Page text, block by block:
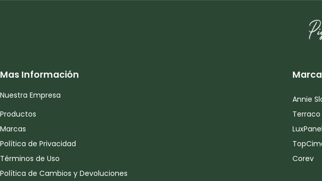
Mas Información
Nuestra Empresa
Productos
Marcas
Política de Privacidad
Términos de Uso
Política de Cambios y Devoluciones
Annie
Terraco
LuxPanel
Corev